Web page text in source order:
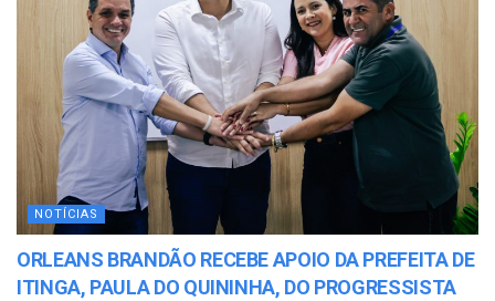
NOTÍCIAS
ORLEANS BRANDÃO RECEBE APOIO DA PREFEITA DE
ITINGA, PAULA DO QUININHA, DO PROGRESSISTA